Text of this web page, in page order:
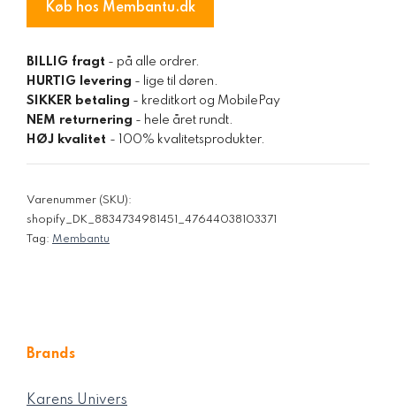
Køb hos Membantu.dk
BILLIG fragt - på alle ordrer.
HURTIG levering - lige til døren.
SIKKER betaling - kreditkort og MobilePay
NEM returnering - hele året rundt.
HØJ kvalitet - 100% kvalitetsprodukter.
Varenummer (SKU):
shopify_DK_8834734981451_47644038103371
Tag: Membantu
Brands
Karens Univers